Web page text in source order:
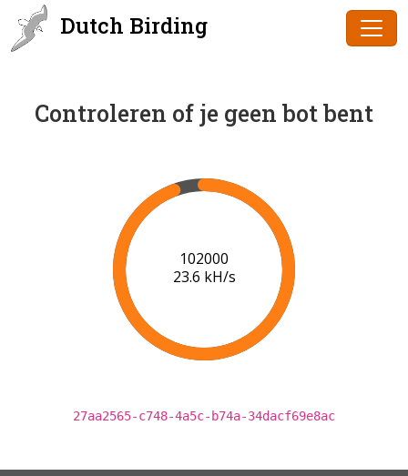
Dutch Birding
Controleren of je geen bot bent
102000
23.6 kH/s
27aa2565-c748-4a5c-b74a-34dacf69e8ac